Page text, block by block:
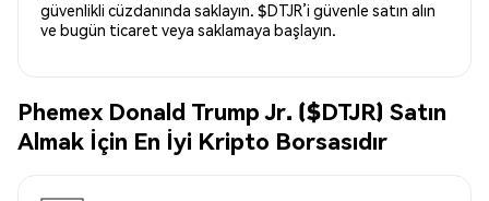
güvenlikli cüzdanında saklayın. $DTJR’i güvenle satın alın
ve bugün ticaret veya saklamaya başlayın.
Phemex Donald Trump Jr. ($DTJR) Satın
Almak İçin En İyi Kripto Borsasıdır